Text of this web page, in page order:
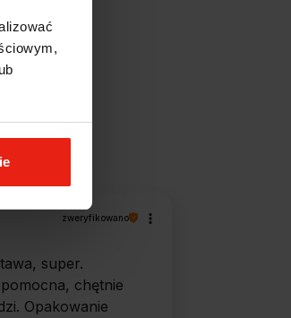
zweryfikowano
super.
chętnie
Opakowanie